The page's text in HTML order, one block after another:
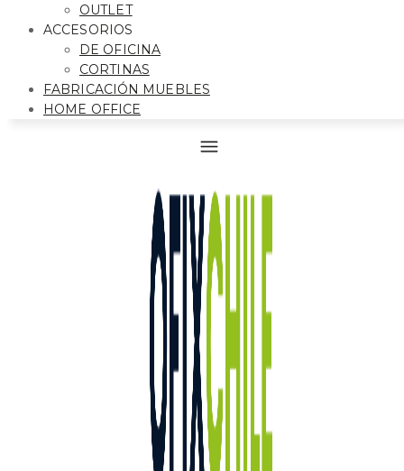
OUTLET
ACCESORIOS
DE OFICINA
CORTINAS
FABRICACIÓN MUEBLES
HOME OFFICE